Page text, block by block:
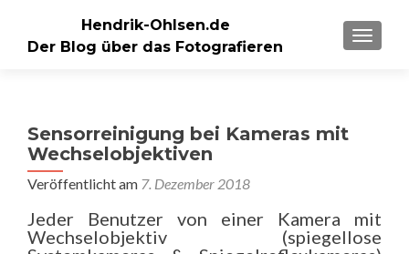
Hendrik-Ohlsen.de
Der Blog über das Fotografieren
Sensorreinigung bei Kameras mit
Wechselobjektiven
Veröffentlicht am 7. Dezember 2018
Jeder Benutzer von einer Kamera mit
Wechselobjektiv (spiegellose